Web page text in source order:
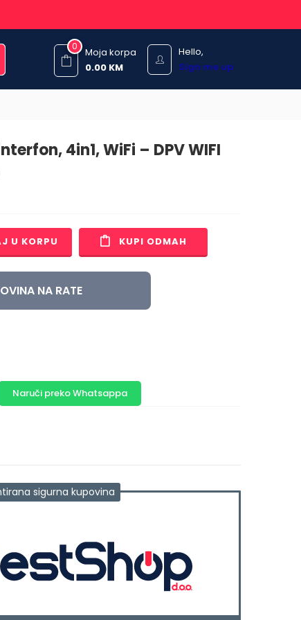
Hello,
Sign me up
0
Moja korpa
0.00 KM
4in1, WiFi – DPV WIFI
U KORPU KUPI ODMAH
NA RATE
Naruči preko Whatsappa
sigurna kupovina